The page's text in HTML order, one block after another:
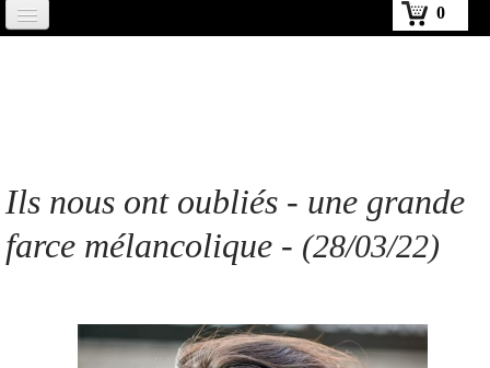
0
Ils nous ont oubliés - une grande
farce mélancolique - (28/03/22)